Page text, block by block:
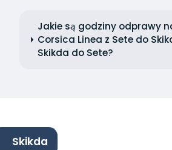
Jakie są godziny odprawy
Corsica Linea z Sete do
Skikda do Sete?
Skikda